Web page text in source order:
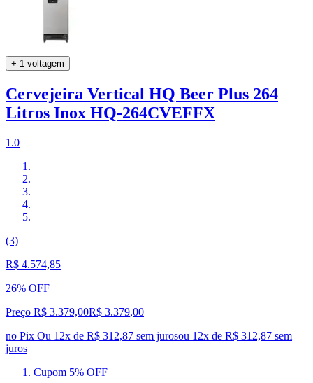
+ 1 voltagem
Cervejeira Vertical HQ Beer Plus 264
Litros Inox HQ-264CVEFFX
1.0
(3)
R$ 4.574,85
26% OFF
Preço R$ 3.379,00R$ 3.379,00
no Pix Ou 12x de R$ 312,87 sem jurosou 12x de R$ 312,87 sem
juros
Cupom 5% OFF